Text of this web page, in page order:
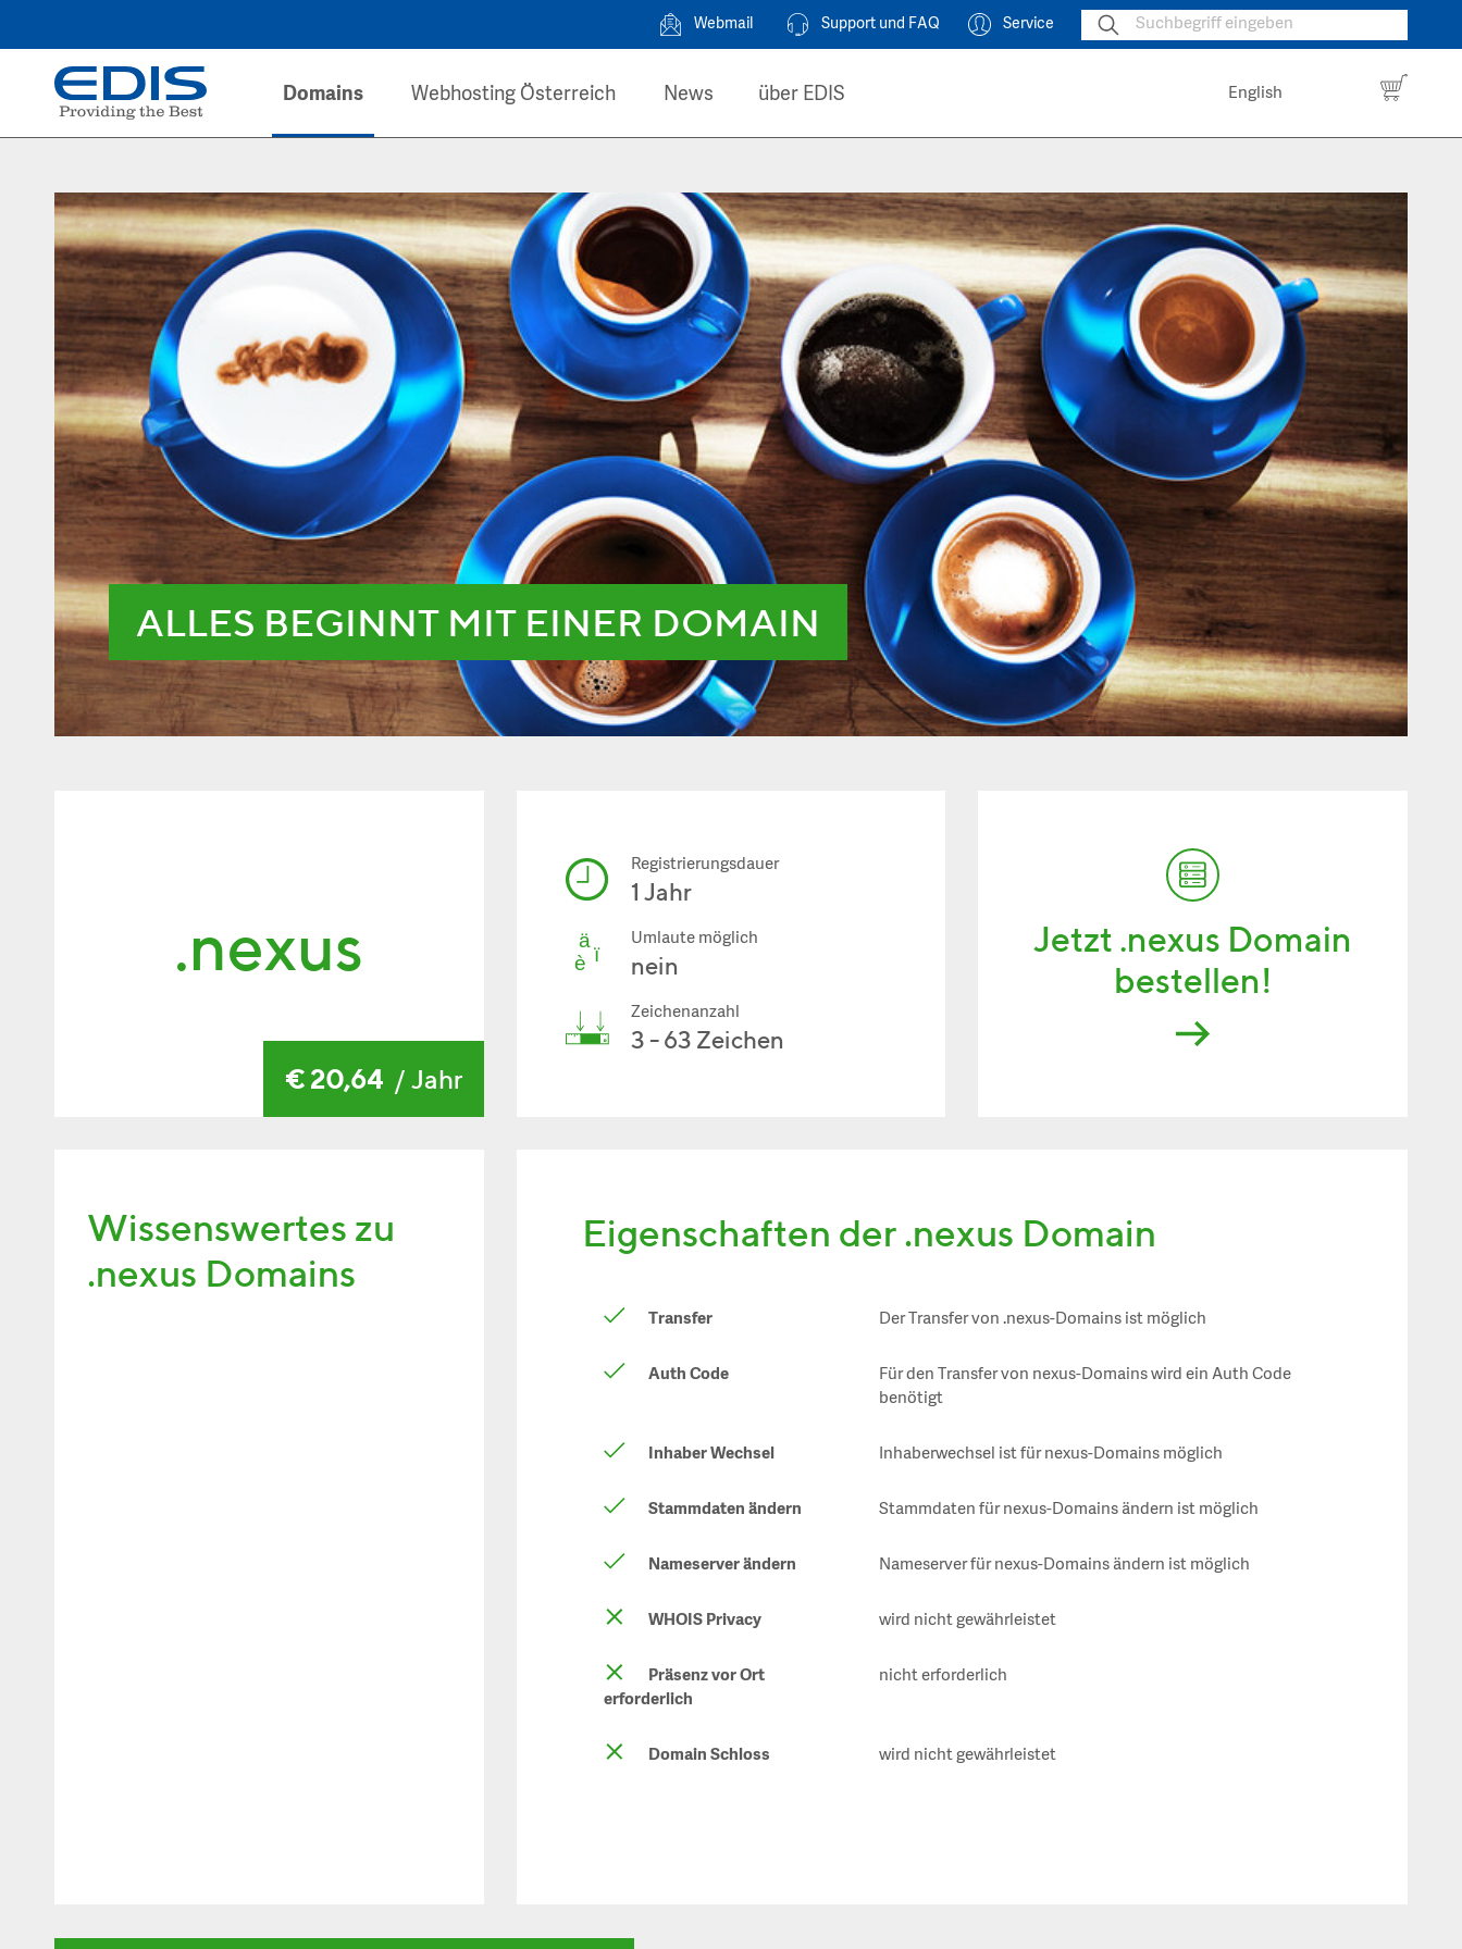
Webmail Support und FAQ Service
Domains Webhosting Österreich News über EDIS English
ALLES BEGINNT MIT EINER DOMAIN
.nexus
€ 20,64/ Jahr
Registrierungsdauer
1 Jahr
Umlaute möglich
nein
Zeichenanzahl
3 - 63 Zeichen
Jetzt .nexus Domain
bestellen!
Wissenswertes zu
.nexus Domains
Eigenschaften der .nexus Domain
Transfer Der Transfer von .nexus-Domains ist möglich
Auth Code
Für den Transfer von nexus-Domains wird ein Auth Code
benötigt
Inhaber Wechsel Inhaberwechsel ist für nexus-Domains möglich
Stammdaten ändern Stammdaten für nexus-Domains ändern ist möglich
Nameserver ändern Nameserver für nexus-Domains ändern ist möglich
WHOIS Privacy wird nicht gewährleistet
Präsenz vor Ort
erforderlich
nicht erforderlich
Domain Schloss wird nicht gewährleistet